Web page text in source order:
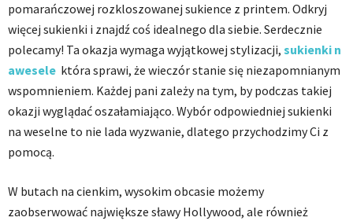
pomarańczowej rozkloszowanej sukience z printem. Odkryj
więcej sukienki i znajdź coś idealnego dla siebie. Serdecznie
polecamy! Ta okazja wymaga wyjątkowej stylizacji, sukienki n
awesele która sprawi, że wieczór stanie się niezapomnianym
wspomnieniem. Każdej pani zależy na tym, by podczas takiej
okazji wyglądać oszałamiająco. Wybór odpowiedniej sukienki
na weselne to nie lada wyzwanie, dlatego przychodzimy Ci z
pomocą.
W butach na cienkim, wysokim obcasie możemy
zaobserwować największe sławy Hollywood, ale również